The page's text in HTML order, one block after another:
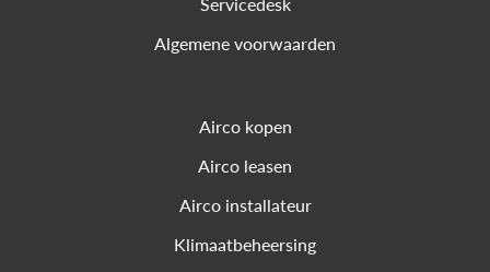
Algemene voorwaarden
Airco kopen
Airco leasen
Airco installateur
Klimaatbeheersing